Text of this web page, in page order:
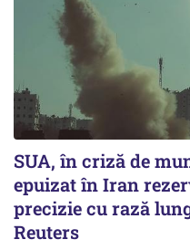
SUA, în criză de
epuizat în Iran
precizie cu rază
Reuters